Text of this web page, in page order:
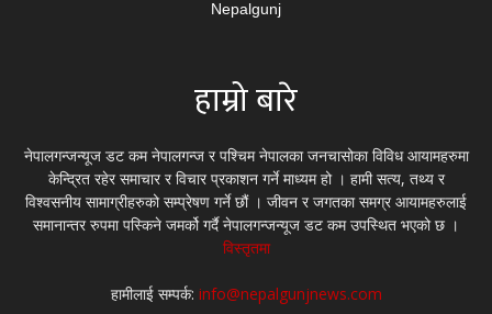
हाम्रो बारे
नेपालगन्जन्यूज डट कम नेपालगन्ज र पश्चिम नेपालका जनचासोका विविध आयामहरुमा
केन्द्रित रहेर समाचार र विचार प्रकाशन गर्ने माध्यम हो । हामी सत्य, तथ्य र
विश्वसनीय सामाग्रीहरुको सम्प्रेषण गर्ने छौं । जीवन र जगतका समग्र आयामहरुलाई
समानान्तर रुपमा पस्किने जमर्को गर्दै नेपालगन्जन्यूज डट कम उपस्थित भएको छ ।
विस्तृतमा
हामीलाई सम्पर्क: info@nepalgunjnews.com